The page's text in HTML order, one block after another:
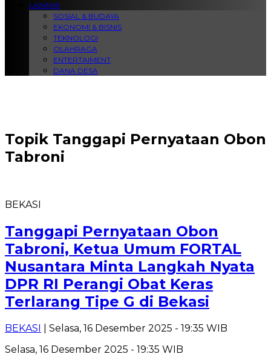
LAINNYA
SOSIAL & BUDAYA
EKONOMI & BISNIS
TEKNOLOGI
OLAHRAGA
ENTERTAIMENT
DANA DESA
Topik Tanggapi Pernyataan Obon
Tabroni
BEKASI
Tanggapi Pernyataan Obon
Tabroni, Ketua Umum FORTAL
Nusantara Minta Langkah Nyata
DPR RI Perangi Obat Keras
Terlarang Tipe G di Bekasi
BEKASI
| Selasa, 16 Desember 2025 - 19:35 WIB
Selasa, 16 Desember 2025 - 19:35 WIB